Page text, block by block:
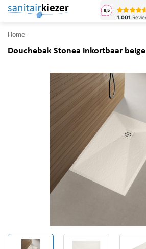
Ga
inhoud
Home
Douchebak Stonea inkortbaar beige